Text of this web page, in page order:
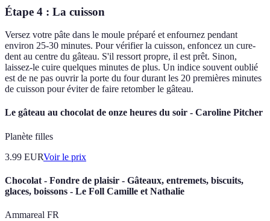
Étape 4 : La cuisson
Versez votre pâte dans le moule préparé et enfournez pendant
environ 25-30 minutes. Pour vérifier la cuisson, enfoncez un cure-
dent au centre du gâteau. S'il ressort propre, il est prêt. Sinon,
laissez-le cuire quelques minutes de plus. Un indice souvent oublié
est de ne pas ouvrir la porte du four durant les 20 premières minutes
de cuisson pour éviter de faire retomber le gâteau.
Le gâteau au chocolat de onze heures du soir - Caroline Pitcher
Planète filles
3.99 EURVoir le prix
Chocolat - Fondre de plaisir - Gâteaux, entremets, biscuits,
glaces, boissons - Le Foll Camille et Nathalie
Ammareal FR